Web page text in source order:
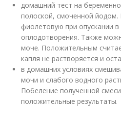
домашний тест на
полоской, смоченной йодом.
фиолетовую при опускании
оплодотворения. Также
моче. Положительным
капля не растворяется и
в домашних условиях
мочи и слабого водного
Побеление полученной
положительные результаты.